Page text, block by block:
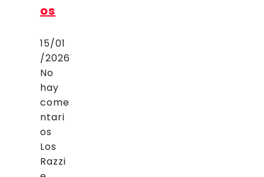
os
15/01
/2026
No
hay
come
ntari
os
Los
Razzi